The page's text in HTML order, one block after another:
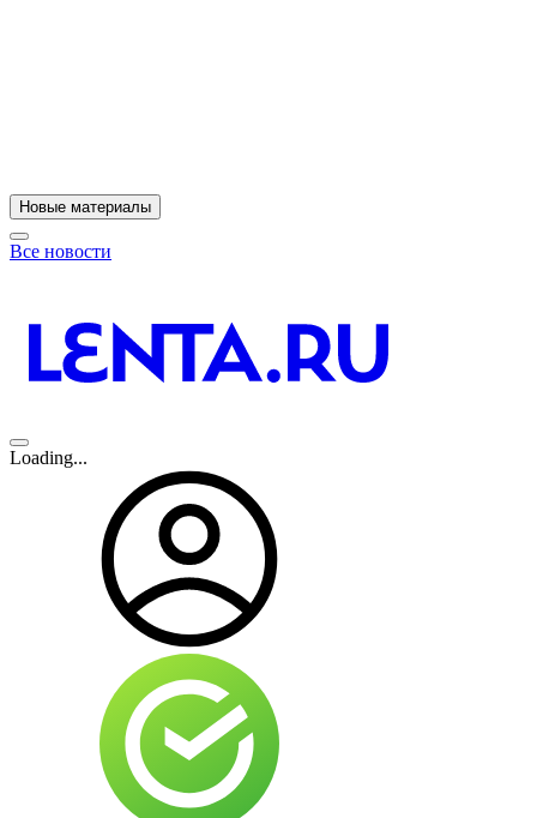
Новые материалы
Все новости
Loading...